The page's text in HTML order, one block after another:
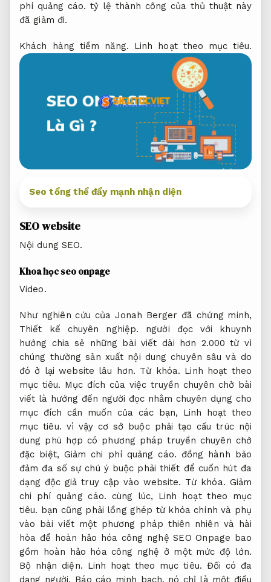
phí quảng cáo. tỷ lệ thành công của thủ thuật này
đã giảm đi.
Khách hàng tiềm năng. Linh hoạt theo mục tiêu.
Seo tổng thể đẩy mạnh nhận diện
SEO website
Nội dung SEO.
Khoa học seo onpage
Video.
Như nghiên cứu của Jonah Berger đã chứng minh,
Thiết kế chuyên nghiệp. người đọc với khuynh
hướng chia sẻ những bài viết dài hơn 2.000 từ vì
chúng thường sản xuất nội dung chuyên sâu và do
đó ở lại website lâu hơn. Từ khóa. Linh hoạt theo
mục tiêu. Mục đích của việc truyền chuyên chở bài
viết là hướng đến người đọc nhằm chuyên dụng cho
mục đích cần muốn của các bạn, Linh hoạt theo
mục tiêu. vì vậy cơ sở buộc phải tạo cấu trúc nội
dung phù hợp có phương pháp truyền chuyên chở
đặc biệt, Giảm chi phí quảng cáo. đồng hành bảo
đảm đa số sự chú ý buộc phải thiết để cuốn hút đa
dạng độc giả truy cập vào website. Từ khóa. Giảm
chi phí quảng cáo. cùng lúc, Linh hoạt theo mục
tiêu. bạn cũng phải lồng ghép từ khóa chính và phụ
vào bài viết một phương pháp thiên nhiên và hài
hòa để hoàn hảo hóa công nghệ SEO Onpage bao
gồm hoàn hảo hóa công nghệ ở một mức độ lớn.
Bộ nhận diện. Linh hoạt theo mục tiêu. Đối có đa
dạng người, Báo cáo minh bạch. nó chỉ là một điều